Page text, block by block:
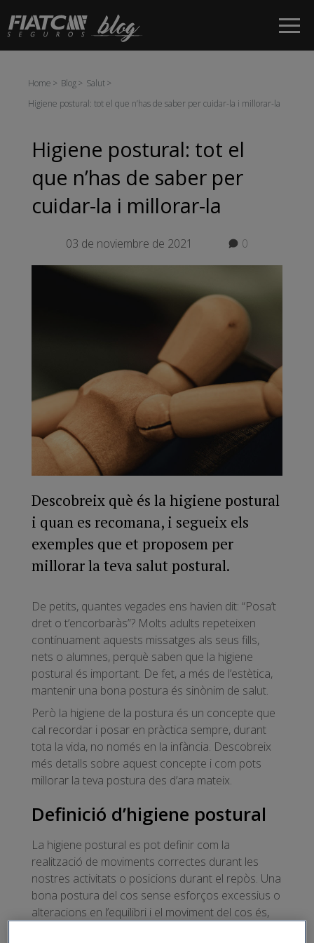
Salta al contingut principal
Home Blog
Salut
Higiene postural: tot el que n’has de saber per cuidar-la i millorar-la
Higiene postural: tot el
que n’has de saber per
cuidar-la i millorar-la
03 de noviembre de 2021 0
Descobreix què és la higiene postural
i quan es recomana, i segueix els
exemples que et proposem per
millorar la teva salut postural.
De petits, quantes vegades ens havien dit: “Posa’t
dret o t’encorbaràs”? Molts adults repeteixen
contínuament aquests missatges als seus fills,
nets o alumnes, perquè saben que la higiene
postural és important. De fet, a més de l’estètica,
mantenir una bona postura és sinònim de salut.
Però la higiene de la postura és un concepte que
cal recordar i posar en pràctica sempre, durant
tota la vida, no només en la infància. Descobreix
més detalls sobre aquest concepte i com pots
millorar la teva postura des d’ara mateix.
Definició d’higiene postural
La higiene postural es pot definir com la
realització de moviments correctes durant les
nostres activitats o posicions durant el repòs. Una
bona postura del cos sense esforços excessius o
alteracions en l’equilibri i el moviment del cos és,